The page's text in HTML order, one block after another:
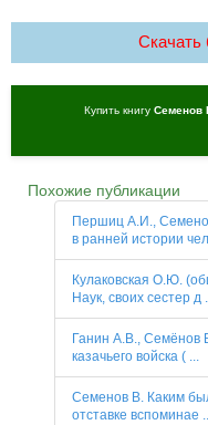
Скачать
Купить книгу Семенов
Похожие публикации
Першиц А.И.,
в ранней истории
Кулаковская О.Ю.
Наук, своих сестер д
Ганин А.В., Семёнов
казачьего войска ( ...
Семенов В. Каким
отставке вспоминае